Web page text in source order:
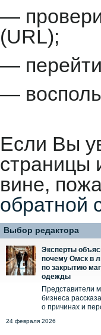
—
(URL);
—
—
Если Вы
страницы
вине,
обратной
Выбор редактора
Эксперты
почему Омск в
по закрытию
одежды
Представители
бизнеса
о причинах и
24 февраля 2026